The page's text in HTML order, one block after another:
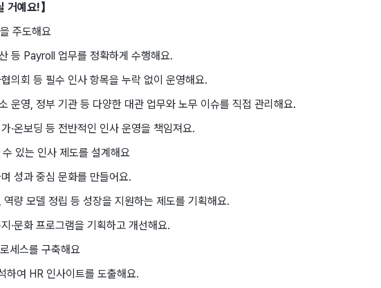
거예요!】
주도해요
등 Payroll 업무를 정확하게 수행해요.
의회 등 필수 인사 항목을 누락 없이 운영해요.
운영, 정부 기관 등 다양한 대관 업무와 노무 이슈를 직접 관리해요.
·온보딩 등 전반적인 인사 운영을 책임져요.
있는 인사 제도를 설계해요
성과 중심 문화를 만들어요.
량 모델 정립 등 성장을 지원하는 제도를 기획해요.
·문화 프로그램을 기획하고 개선해요.
세스를 구축해요
하여 HR 인사이트를 도출해요.